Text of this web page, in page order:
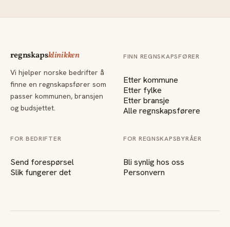
regnskapsklinikken
Vi hjelper norske bedrifter å
finne en regnskapsfører som
passer kommunen, bransjen
og budsjettet.
FINN REGNSKAPSFØRER
Etter kommune
Etter fylke
Etter bransje
Alle regnskapsførere
FOR BEDRIFTER
Send forespørsel
Slik fungerer det
FOR REGNSKAPSBYRÅER
Bli synlig hos oss
Personvern